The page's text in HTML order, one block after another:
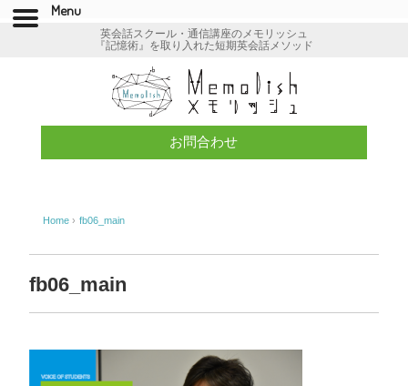
英会話スクール・通信講座のメモリッシュ
『記憶術』を取り入れた短期英会話メソッド
お問合わせ
Home › fb06_main
fb06_main
Menu